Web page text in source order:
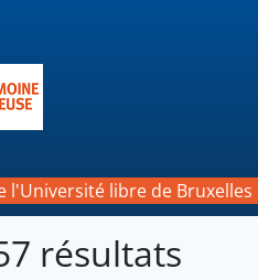
l'Université libre de Bruxelles
résultats